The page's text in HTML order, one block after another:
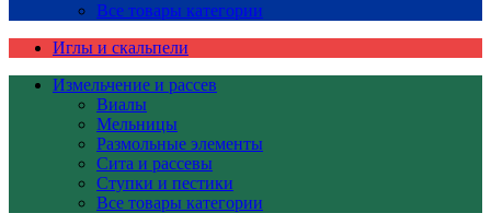
Все товары категории
Иглы и скальпели
Измельчение и рассев
Виалы
Мельницы
Размольные элементы
Сита и рассевы
Ступки и пестики
Все товары категории